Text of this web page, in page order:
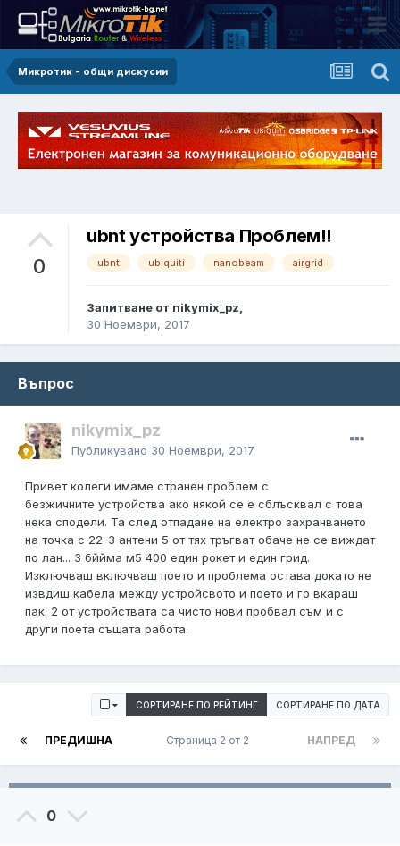
Микротик - общи дискусии
0
ubnt устройства Проблем!!
ubnt ubiquiti nanobeam airgrid
Запитване от nikymix_pz,
30 Ноември, 2017
Въпрос
nikymix_pz
Публикувано 30 Ноември, 2017
Привет колеги имаме странен проблем с
безжичните устройства ако някой се е сблъсквал с това
нека сподели. Ta след отпадане на електро захранването
на точка с 22-3 антени 5 от тях тръгват обаче не се виждат
по лан... 3 бййма м5 400 един рокет и един грид.
Изключваш включваш поето и проблема остава докато не
извдиш кабела между устройсвото и поето и го вкараш
пак. 2 от устройствата са чисто нови пробвал съм и с
други поета същата работа.
СОРТИРАНЕ ПО РЕЙТИНГ СОРТИРАНЕ ПО ДАТА
ПРЕДИШНА НАПРЕД
Страница 2 от 2
0